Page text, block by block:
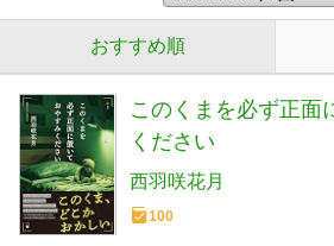
おすすめ順
このくまを必ず正面
ください
西羽咲花月
100